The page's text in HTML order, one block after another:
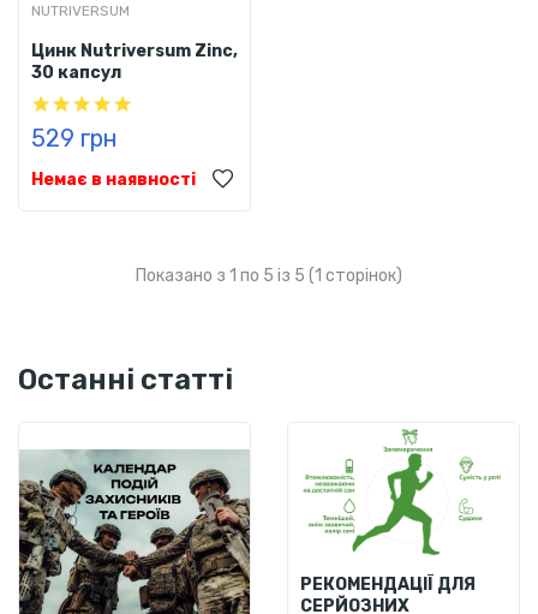
NUTRIVERSUM
Цинк Nutriversum Zinc,
30 капсул
529 грн
Немає в наявності
Показано з 1 по 5 із 5 (1 сторінок)
Останні статті
РЕКОМЕНДАЦІЇ ДЛЯ
СЕРЙОЗНИХ